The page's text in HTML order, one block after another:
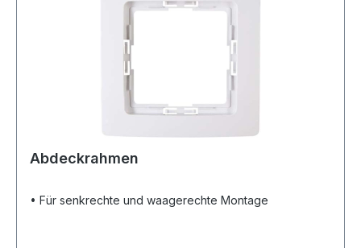
Abdeckrahmen
• Für senkrechte und waagerechte Montage